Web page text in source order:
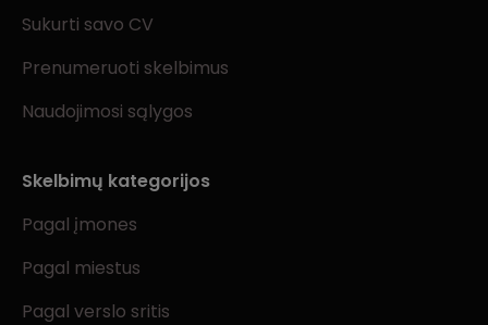
Sukurti savo CV
Prenumeruoti skelbimus
Naudojimosi sąlygos
Skelbimų kategorijos
Pagal įmones
Pagal miestus
Pagal verslo sritis